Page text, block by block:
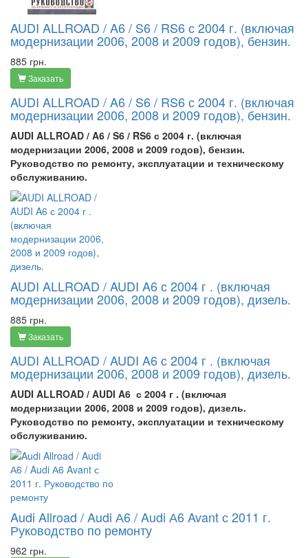
AUDI ALLROAD / A6 / S6 / RS6 с 2004 г. (включая
модернизации 2006, 2008 и 2009 годов), бензин.
885 грн.
Заказать
AUDI ALLROAD / A6 / S6 / RS6 с 2004 г. (включая
модернизации 2006, 2008 и 2009 годов), бензин.
AUDI ALLROAD / A6 / S6 / RS6 с 2004 г. (включая
модернизации 2006, 2008 и 2009 годов), бензин.
Руководство по ремонту, эксплуатации и техническому
обслуживанию.
AUDI ALLROAD / AUDI A6 с 2004 г . (включая
модернизации 2006, 2008 и 2009 годов), дизель.
885 грн.
Заказать
AUDI ALLROAD / AUDI A6 с 2004 г . (включая
модернизации 2006, 2008 и 2009 годов), дизель.
AUDI ALLROAD / AUDI A6 с 2004 г . (включая
модернизации 2006, 2008 и 2009 годов), дизель.
Руководство по ремонту, эксплуатации и техническому
обслуживанию.
Audi Allroad / Audi А6 / Audi А6 Avant с 2011 г.
Руководство по ремонту
962 грн.